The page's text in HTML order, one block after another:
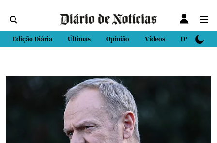
Edição Diária Últimas Opinião Vídeos DN Sport